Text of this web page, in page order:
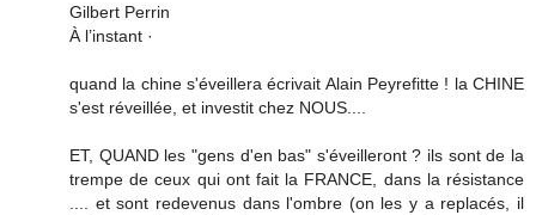
Gilbert Perrin
À l’instant ·
quand la chine s'éveillera écrivait Alain Peyrefitte ! la CHINE
s'est réveillée, et investit chez NOUS....
ET, QUAND les "gens d'en bas" s'éveilleront ? ils sont de la
trempe de ceux qui ont fait la FRANCE, dans la résistance
.... et sont redevenus dans l'ombre (on les y a replacés, il